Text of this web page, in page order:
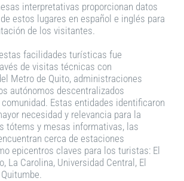
interpretativas proporcionan datos
estos lugares en español e inglés para
de los visitantes.
facilidades turísticas fue
de visitas técnicas con
Metro de Quito, administraciones
autónomos descentralizados
Estas entidades identificaron
necesidad y relevancia para la
tótems y mesas informativas, las
cerca de estaciones
epicentros claves para los turistas: El
La Carolina, Universidad Central, El